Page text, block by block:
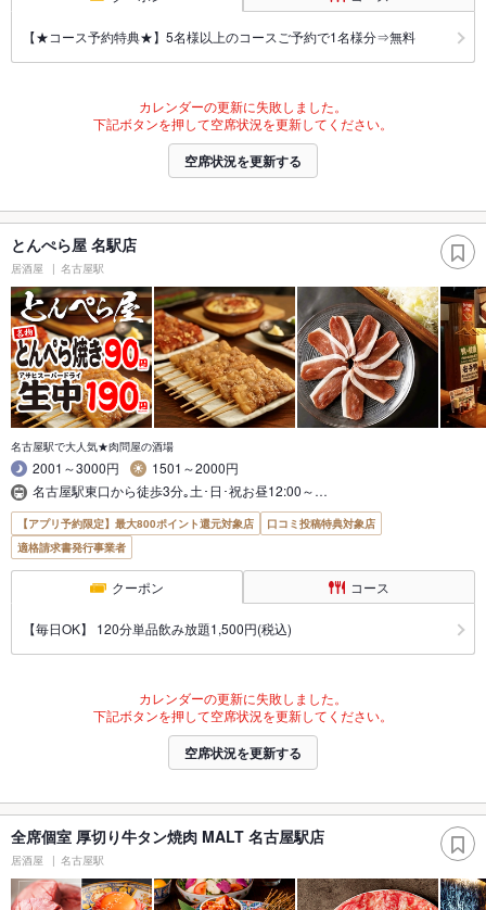
【★コース予約特典★】5名様以上のコースご予約で1名様分⇒無料
カレンダーの更新に失敗しました。
下記ボタンを押して空席状況を更新してください。
空席状況を更新する
とんぺら屋 名駅店
居酒屋 名古屋駅
名古屋駅で大人気★肉問屋の酒場
2001～3000円
1501～2000円
名古屋駅東口から徒歩3分｡土･日･祝お昼12:00～…
【アプリ予約限定】最大800ポイント還元対象店
口コミ投稿特典対象店
適格請求書発行事業者
クーポン コース
【毎日OK】 120分単品飲み放題1,500円(税込)
カレンダーの更新に失敗しました。
下記ボタンを押して空席状況を更新してください。
空席状況を更新する
全席個室 厚切り牛タン焼肉 MALT 名古屋駅店
居酒屋 名古屋駅